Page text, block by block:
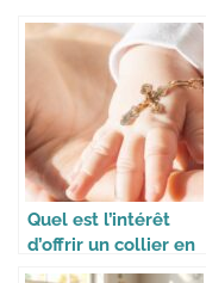
Quel est l’intérêt
d’offrir un collier en
croix pour un